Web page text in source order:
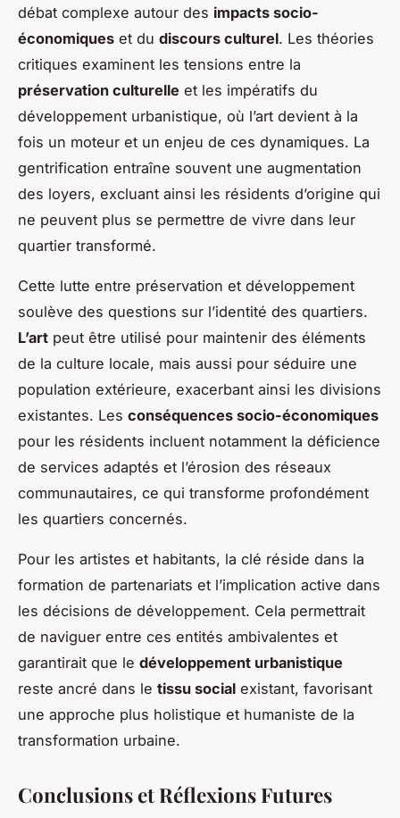
débat complexe autour des impacts socio-
économiques et du discours culturel. Les théories
critiques examinent les tensions entre la
préservation culturelle et les impératifs du
développement urbanistique, où l’art devient à la
fois un moteur et un enjeu de ces dynamiques. La
gentrification entraîne souvent une augmentation
des loyers, excluant ainsi les résidents d’origine qui
ne peuvent plus se permettre de vivre dans leur
quartier transformé.
Cette lutte entre préservation et développement
soulève des questions sur l’identité des quartiers.
L’art peut être utilisé pour maintenir des éléments
de la culture locale, mais aussi pour séduire une
population extérieure, exacerbant ainsi les divisions
existantes. Les conséquences socio-économiques
pour les résidents incluent notamment la déficience
de services adaptés et l’érosion des réseaux
communautaires, ce qui transforme profondément
les quartiers concernés.
Pour les artistes et habitants, la clé réside dans la
formation de partenariats et l’implication active dans
les décisions de développement. Cela permettrait
de naviguer entre ces entités ambivalentes et
garantirait que le développement urbanistique
reste ancré dans le tissu social existant, favorisant
une approche plus holistique et humaniste de la
transformation urbaine.
Conclusions et Réflexions Futures